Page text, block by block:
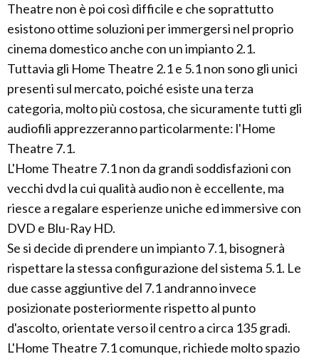
Theatre non è poi così difficile e che soprattutto
esistono ottime soluzioni per immergersi nel proprio
cinema domestico anche con un impianto 2.1.
Tuttavia gli Home Theatre 2.1 e 5.1 non sono gli unici
presenti sul mercato, poiché esiste una terza
categoria, molto più costosa, che sicuramente tutti gli
audiofili apprezzeranno particolarmente: l'Home
Theatre 7.1.
L'Home Theatre 7.1 non da grandi soddisfazioni con
vecchi dvd la cui qualità audio non è eccellente, ma
riesce a regalare esperienze uniche ed immersive con
DVD e Blu-Ray HD.
Se si decide di prendere un impianto 7.1, bisognerà
rispettare la stessa configurazione del sistema 5.1. Le
due casse aggiuntive del 7.1 andranno invece
posizionate posteriormente rispetto al punto
d'ascolto, orientate verso il centro a circa 135 gradi.
L'Home Theatre 7.1 comunque, richiede molto spazio